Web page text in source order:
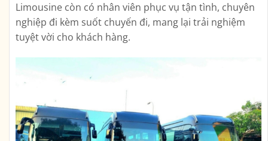
Limousine còn có nhân viên phục vụ tận tình, chuyên
nghiệp đi kèm suốt chuyến đi, mang lại trải nghiệm
tuyệt vời cho khách hàng.